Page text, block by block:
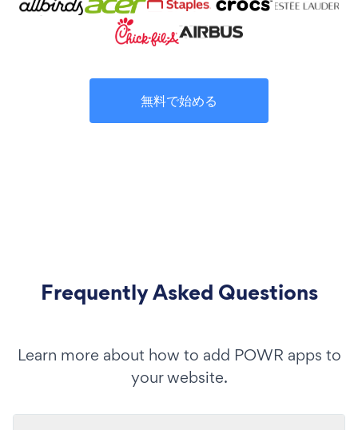
無料で始める
Frequently Asked Questions
Learn more about how to add POWR apps to
your website.